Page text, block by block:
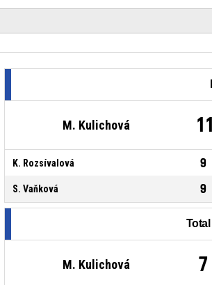
M. Kulichová 11
K. Rozsívalová 9
S. Vaňková 9
M. Kulichová 7